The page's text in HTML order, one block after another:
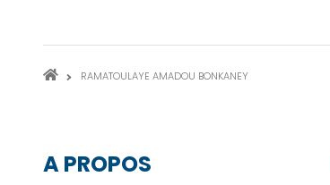
FIL
RAMATOULAYE AMADOU BONKANEY
A PROPOS